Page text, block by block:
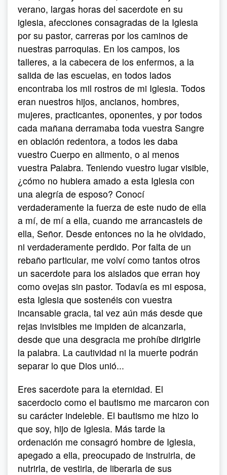
verano, largas horas del sacerdote en su
iglesia, afecciones consagradas de la Iglesia
por su pastor, carreras por los caminos de
nuestras parroquias. En los campos, los
talleres, a la cabecera de los enfermos, a la
salida de las escuelas, en todos lados
encontraba los mil rostros de mi Iglesia. Todos
eran nuestros hijos, ancianos, hombres,
mujeres, practicantes, oponentes, y por todos
cada mañana derramaba toda vuestra Sangre
en oblación redentora, a todos les daba
vuestro Cuerpo en alimento, o al menos
vuestra Palabra. Teniendo vuestro lugar visible,
¿cómo no hubiera amado a esta Iglesia con
una alegría de esposo? Conocí
verdaderamente la fuerza de este nudo de ella
a mí, de mí a ella, cuando me arrancasteis de
ella, Señor. Desde entonces no la he olvidado,
ni verdaderamente perdido. Por falta de un
rebaño particular, me volví como tantos otros
un sacerdote para los aislados que erran hoy
como ovejas sin pastor. Todavía es mi esposa,
esta Iglesia que sostenéis con vuestra
incansable gracia, tal vez aún más desde que
rejas invisibles me impiden de alcanzarla,
desde que una desgracia me prohíbe dirigirle
la palabra. La cautividad ni la muerte podrán
separar lo que Dios unió...
Eres sacerdote para la eternidad. El
sacerdocio como el bautismo me marcaron con
su carácter indeleble. El bautismo me hizo lo
que soy, hijo de Iglesia. Más tarde la
ordenación me consagró hombre de Iglesia,
apegado a ella, preocupado de instruirla, de
nutrirla, de vestirla, de liberarla de sus